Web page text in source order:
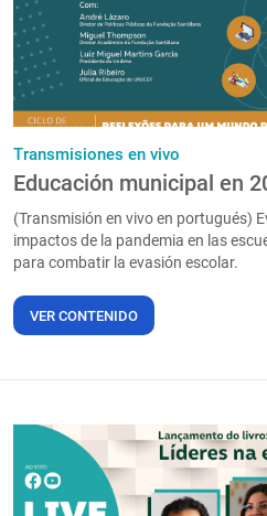
Transmisiones en vivo
Educación municipal en
(Transmisión en vivo en portugués)
impactos de la pandemia en las
para combatir la evasión escolar.
VER CONTENIDO